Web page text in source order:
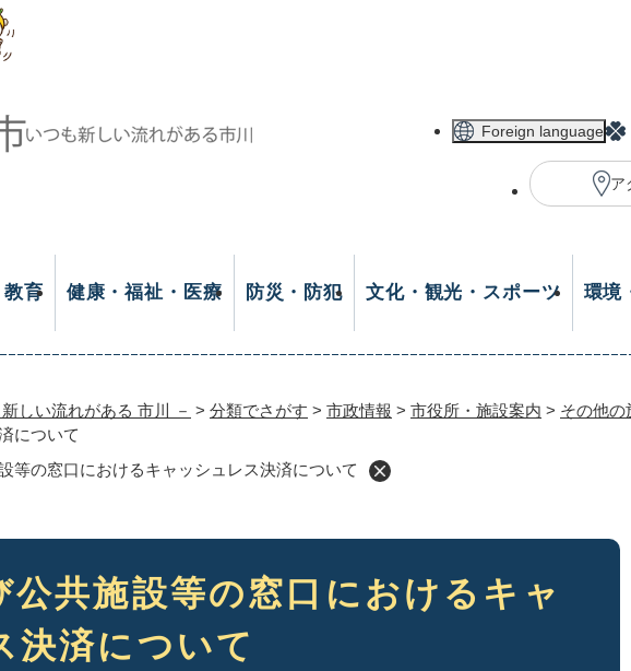
Foreign language
ア
教育 健康・福祉・医療 防災・防犯 文化・観光・スポーツ 環境
しい流れがある 市川 － > 分類でさがす > 市政情報 > 市役所・施設案内 > その他の
について
等の窓口におけるキャッシュレス決済について
公共施設等の窓口におけるキャ
決済について